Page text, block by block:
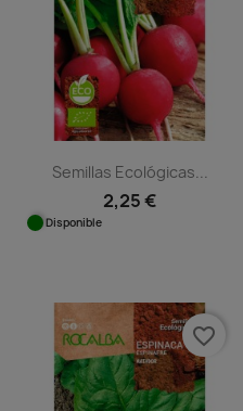
Semillas Ecológicas...
2,25 €
Disponible
favorite_border